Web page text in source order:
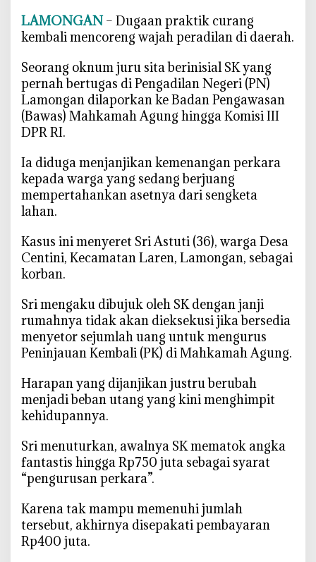
g
,
O
n
u
m
J
u
S
i
P
N
m
o
n
g
n
D
a
p
o
k
a
LAMONGAN– Dugaan praktik curang
kembali mencoreng wajah peradilan di daerah.
‎Seorang oknum juru sita berinisial SK yang
pernah bertugas di Pengadilan Negeri (PN)
Lamongan dilaporkan ke Badan Pengawasan
(Bawas) Mahkamah Agung hingga Komisi III
DPR RI.
‎Ia diduga menjanjikan kemenangan perkara
kepada warga yang sedang berjuang
mempertahankan asetnya dari sengketa
lahan.
‎Kasus ini menyeret Sri Astuti (36), warga Desa
Centini, Kecamatan Laren, Lamongan, sebagai
korban.
‎Sri mengaku dibujuk oleh SK dengan janji
rumahnya tidak akan dieksekusi jika bersedia
menyetor sejumlah uang untuk mengurus
Peninjauan Kembali (PK) di Mahkamah Agung.
‎Harapan yang dijanjikan justru berubah
menjadi beban utang yang kini menghimpit
kehidupannya.
‎Sri menuturkan, awalnya SK mematok angka
fantastis hingga Rp750 juta sebagai syarat
“pengurusan perkara”.
‎Karena tak mampu memenuhi jumlah
tersebut, akhirnya disepakati pembayaran
Rp400 juta.